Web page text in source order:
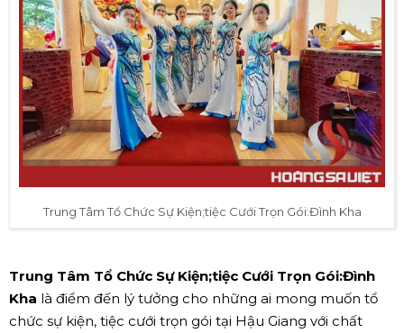
Trung Tâm Tổ Chức Sự Kiện;tiệc Cưới Trọn Gói:Đình Kha
Trung Tâm Tổ Chức Sự Kiện;tiệc Cưới Trọn Gói:Đình
Kha là điểm đến lý tưởng cho những ai mong muốn tổ
chức sự kiện, tiệc cưới trọn gói tại Hậu Giang với chất